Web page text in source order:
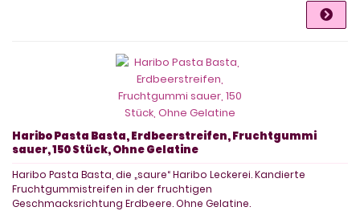
Haribo Pasta Basta, Erdbeerstreifen, Fruchtgummi
sauer, 150 Stück, Ohne Gelatine
Haribo Pasta Basta, die „saure“ Haribo Leckerei. Kandierte
Fruchtgummistreifen in der fruchtigen
Geschmacksrichtung Erdbeere. Ohne Gelatine.